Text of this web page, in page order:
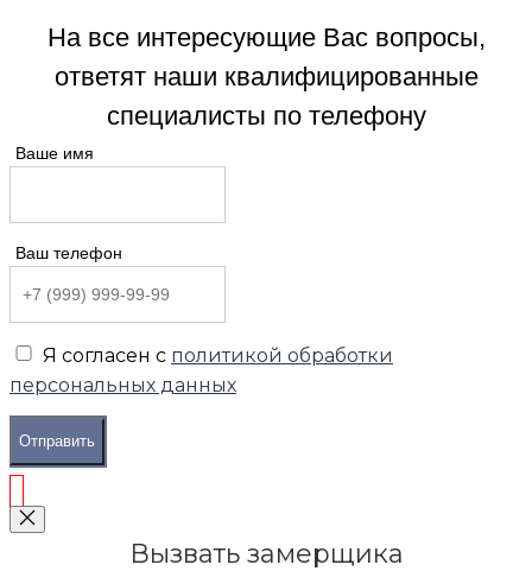
На все интересующие Вас вопросы,
ответят наши квалифицированные
специалисты по телефону
Ваше имя
Ваш телефон
Я согласен с политикой обработки
персональных данных
Отправить
Вызвать замерщика